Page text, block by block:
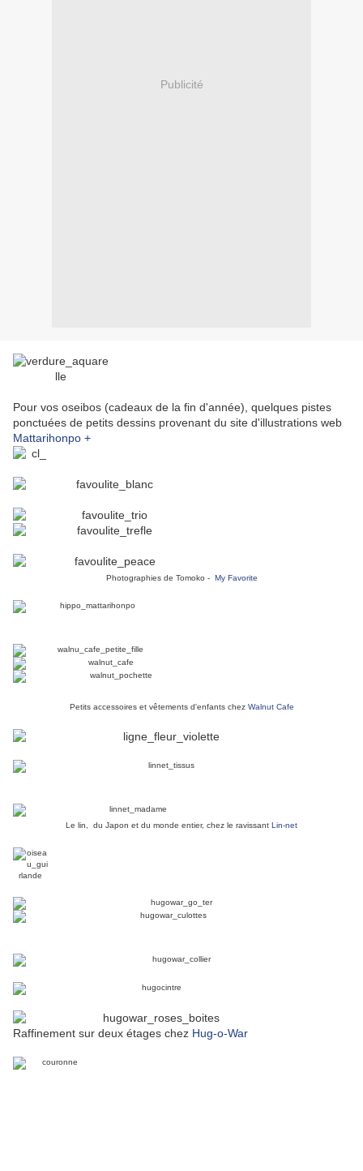
Publicité
Pour vos oseibos (cadeaux de la fin d'année), quelques pistes
ponctuées de petits dessins provenant du site d'illustrations web
Mattarihonpo +
Photographies de Tomoko - My Favorite
Petits accessoires et vêtements d'enfants chez Walnut Cafe
Le lin, du Japon et du monde entier, chez le ravissant Lin-net
Raffinement sur deux étages chez Hug-o-War